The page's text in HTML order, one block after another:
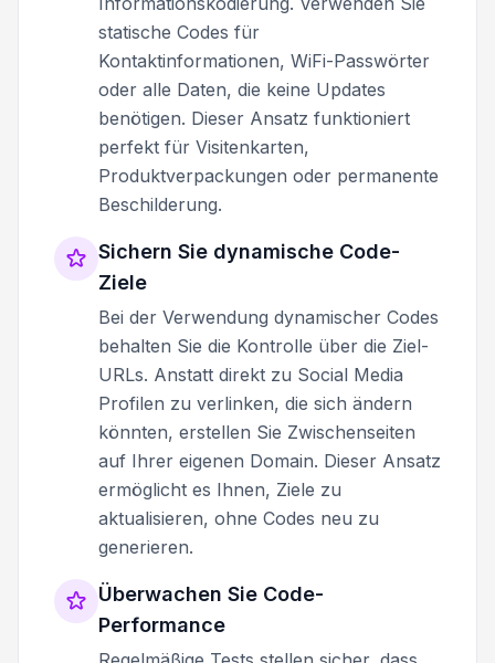
statische Codes für
Kontaktinformationen, WiFi-Passwörter
oder alle Daten, die keine Updates
benötigen. Dieser Ansatz funktioniert
perfekt für Visitenkarten,
Produktverpackungen oder permanente
Beschilderung.
Sichern Sie dynamische Code-
Ziele
Bei der Verwendung dynamischer Codes
behalten Sie die Kontrolle über die Ziel-
URLs. Anstatt direkt zu Social Media
Profilen zu verlinken, die sich ändern
könnten, erstellen Sie Zwischenseiten
auf Ihrer eigenen Domain. Dieser Ansatz
ermöglicht es Ihnen, Ziele zu
aktualisieren, ohne Codes neu zu
generieren.
Überwachen Sie Code-
Performance